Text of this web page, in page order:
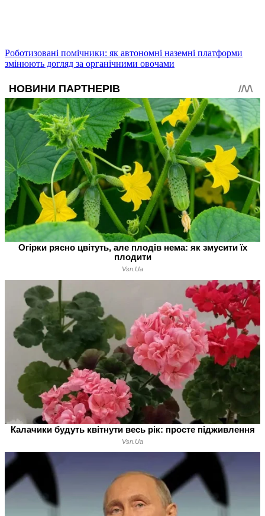
Роботизовані помічники: як автономні наземні платформи
змінюють догляд за органічними овочами